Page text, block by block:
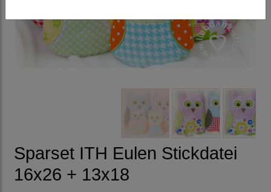
Sparset ITH Eulen Stickdatei
16x26 + 13x18